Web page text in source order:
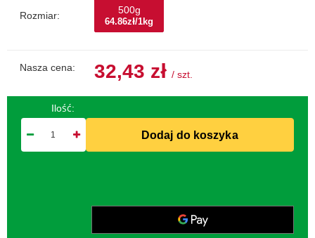
Rozmiar: 500g
64.86zł/1kg
Nasza cena: 32,43 zł / szt.
Ilość:
Dodaj do koszyka